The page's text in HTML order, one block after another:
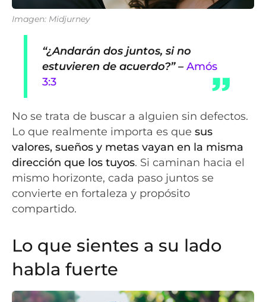
Imagen: Midjurney
“¿Andarán dos juntos, si no
estuvieren de acuerdo?” –Amós
3:3
No se trata de buscar a alguien sin defectos.
Lo que realmente importa es que sus
valores, sueños y metas vayan en la misma
dirección que los tuyos. Si caminan hacia el
mismo horizonte, cada paso juntos se
convierte en fortaleza y propósito
compartido.
Lo que sientes a su lado
habla fuerte